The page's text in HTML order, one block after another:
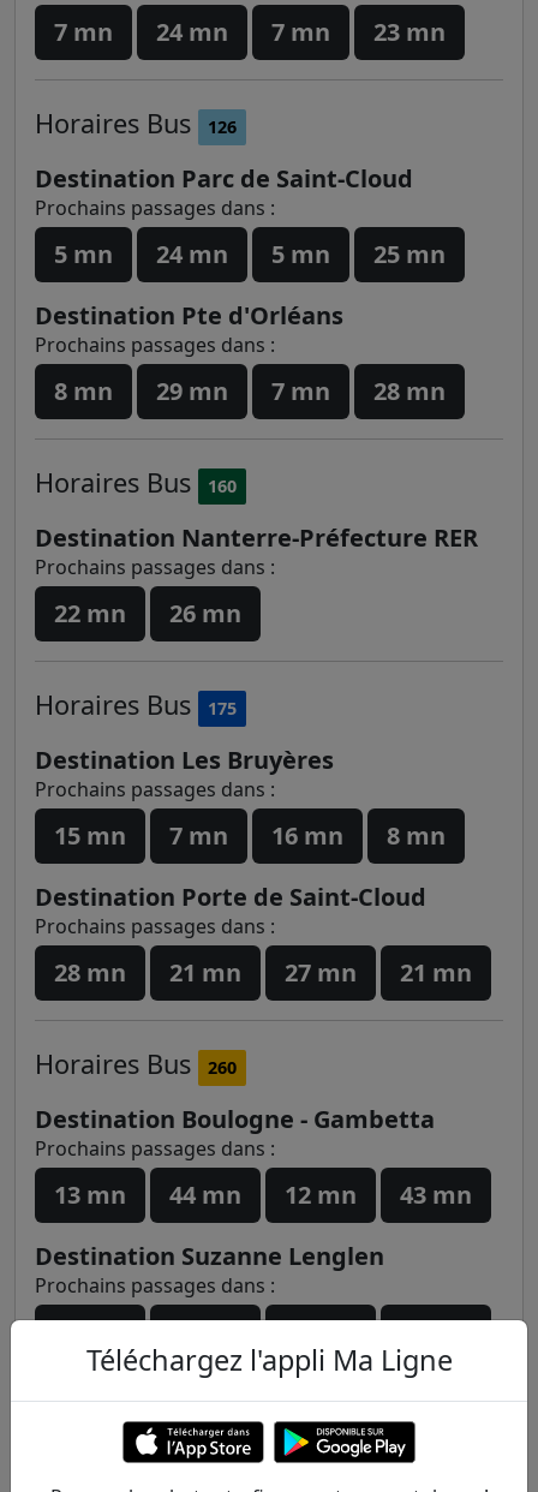
7 mn 24 mn 7 mn 23 mn
Horaires Bus 126
Destination Parc de Saint-Cloud
Prochains passages dans :
5 mn 24 mn 5 mn
25 mn
Destination Pte d'Orléans
Prochains passages dans :
8 mn 29 mn 7 mn 28 mn
Horaires Bus 160
Destination Nanterre-Préfecture RER
Prochains passages dans :
22 mn 26 mn
Horaires Bus 175
Destination Les Bruyères
Prochains passages dans :
15 mn 7 mn 16 mn
8 mn
Destination Porte de Saint-Cloud
Prochains passages dans :
28 mn 21 mn 27 mn 21 mn
Horaires Bus 260
Destination Boulogne - Gambetta
Prochains passages dans :
13 mn 44 mn 12 mn
43 mn
Destination Suzanne Lenglen
Prochains passages dans :
15 mn 42 mn 17 mn 44 mn
HorairesBus 467
Téléchargez l'appli Ma Ligne